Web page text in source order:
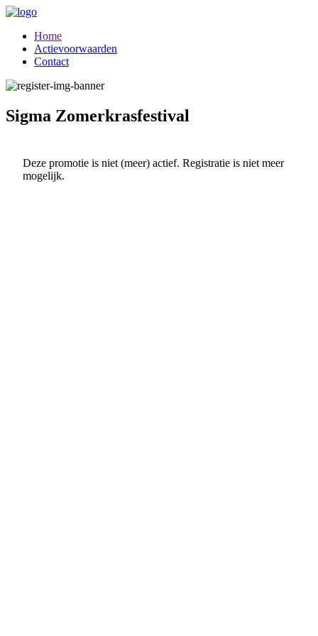
Home
Actievoorwaarden
Contact
Sigma Zomerkrasfestival
Deze promotie is niet (meer) actief. Registratie is niet meer
mogelijk.